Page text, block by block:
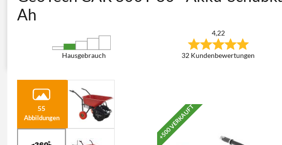
Ah
Hausgebrauch
4,22
32 Kundenbewertungen
55
Abbildungen +500 VERKAUFT